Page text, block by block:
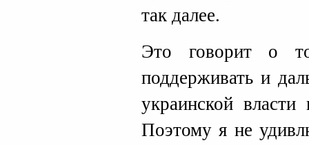
так далее.
Это говорит о
поддерживать и
украинской власти
Поэтому я не